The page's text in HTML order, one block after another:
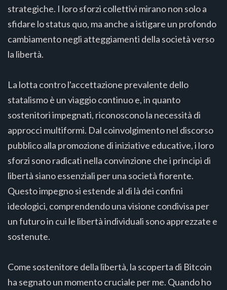
strategiche. I loro sforzi collettivi mirano non solo a
sfidare lo status quo, ma anche a istigare un profondo
cambiamento negli atteggiamenti della società verso
la libertà.
La lotta contro l'accettazione prevalente dello
statalismo è un viaggio continuo e, in quanto
sostenitori impegnati, riconoscono la necessità di
approcci multiformi. Dal coinvolgimento nel discorso
pubblico alla promozione di iniziative educative, i loro
sforzi sono radicati nella convinzione che i principi di
libertà siano essenziali per una società fiorente.
Questo impegno si estende al di là dei confini
ideologici, comprendendo una visione condivisa per
un futuro in cui le libertà individuali sono apprezzate e
sostenute.
Come sostenitore della libertà, la scoperta di Bitcoin
ha segnato un momento cruciale per me. Quando ho